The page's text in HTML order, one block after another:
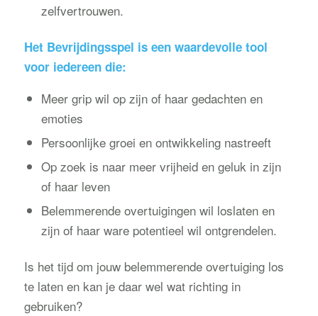
zelfvertrouwen.
Het Bevrijdingsspel is een waardevolle tool
voor iedereen die:
Meer grip wil op zijn of haar gedachten en
emoties
Persoonlijke groei en ontwikkeling nastreeft
Op zoek is naar meer vrijheid en geluk in zijn
of haar leven
Belemmerende overtuigingen wil loslaten en
zijn of haar ware potentieel wil ontgrendelen.
Is het tijd om jouw belemmerende overtuiging los
te laten en kan je daar wel wat richting in
gebruiken?